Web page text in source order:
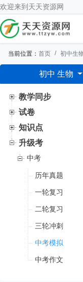
欢迎来到 天天资源网
当前位置： 首页 初中生
初中 生物
教学同步
试卷
知识点
升级考
中考
历年真题
一轮复习
二轮复习
三轮冲刺
中考模拟
中考作文